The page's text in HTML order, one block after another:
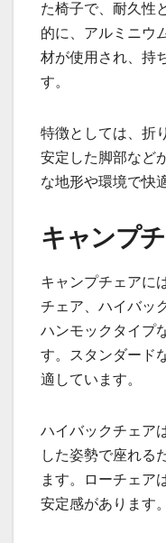
た椅子で、耐久性
的に、アルミニウ
材が使用され、持
す。
特徴としては、折
安定した脚部など
な地形や環境で快
キャンプ
キャンプチェアに
チェア、ハイバッ
ハンモックタイプ
す。スタンダード
適しています。
ハイバックチェア
した姿勢で座れる
ます。ローチェア
安定感があります。